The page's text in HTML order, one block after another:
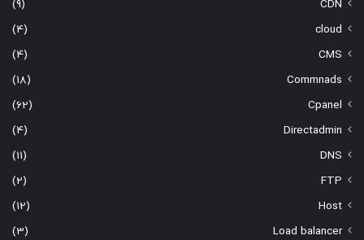
CDN
(9)
cloud
(4)
CMS
(4)
Commnads
(18)
Cpanel
(62)
Directadmin
(4)
DNS
(11)
FTP
(2)
Host
(12)
Load balancer
(3)